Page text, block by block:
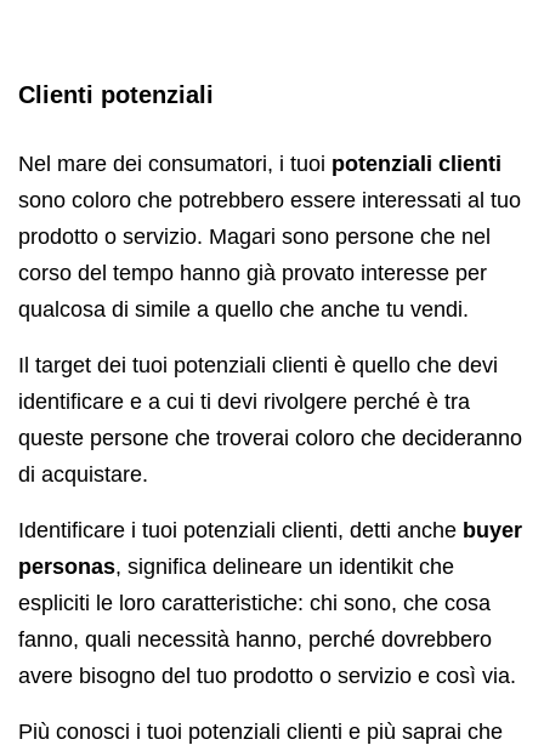
Clienti potenziali
Nel mare dei consumatori, i tuoi potenziali clienti
sono coloro che potrebbero essere interessati al tuo
prodotto o servizio. Magari sono persone che nel
corso del tempo hanno già provato interesse per
qualcosa di simile a quello che anche tu vendi.
Il target dei tuoi potenziali clienti è quello che devi
identificare e a cui ti devi rivolgere perché è tra
queste persone che troverai coloro che decideranno
di acquistare.
Identificare i tuoi potenziali clienti, detti anche buyer
personas, significa delineare un identikit che
espliciti le loro caratteristiche: chi sono, che cosa
fanno, quali necessità hanno, perché dovrebbero
avere bisogno del tuo prodotto o servizio e così via.
Più conosci i tuoi potenziali clienti e più saprai che